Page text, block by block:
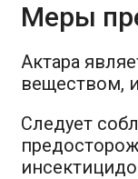
Меры
Актара
веществом,
Следует